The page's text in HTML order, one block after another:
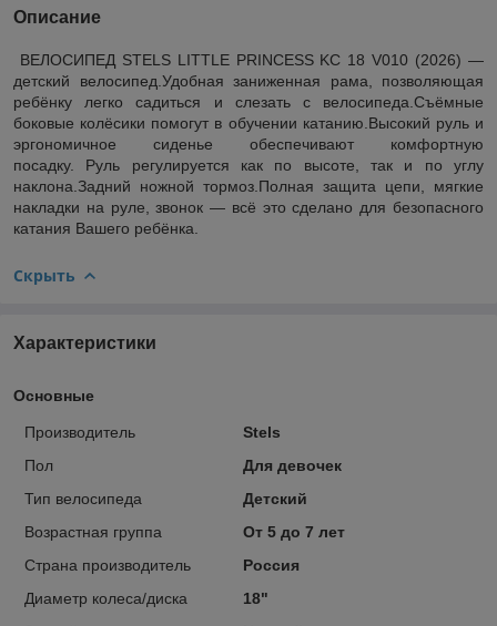
Описание
ВЕЛОСИПЕД STELS LITTLE PRINCESS KC 18 V010 (2026) ―
детский велосипед.Удобная заниженная рама, позволяющая
ребёнку легко садиться и слезать с велосипеда.Съёмные
боковые колёсики помогут в обучении катанию.Высокий руль и
эргономичное сиденье обеспечивают комфортную
посадку. Руль регулируется как по высоте, так и по углу
наклона.Задний ножной тормоз.Полная защита цепи, мягкие
накладки на руле, звонок ― всё это сделано для безопасного
катания Вашего ребёнка.
Скрыть
Характеристики
Основные
Производитель
Stels
Пол
Для девочек
Тип велосипеда
Детский
Возрастная группа
От 5 до 7 лет
Страна производитель
Россия
Диаметр колеса/диска
18"